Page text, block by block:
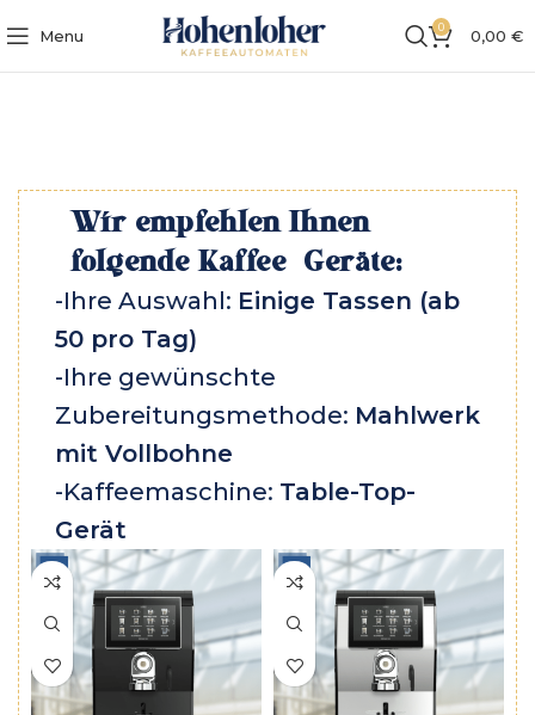
Menu 0 0,00 €
Wir empfehlen Ihnen
folgende Kaffee-Geräte:
-Ihre Auswahl: Einige Tassen (ab
50 pro Tag)
-Ihre gewünschte
Zubereitungsmethode: Mahlwerk
mit Vollbohne
-Kaffeemaschine: Table-Top-
Gerät